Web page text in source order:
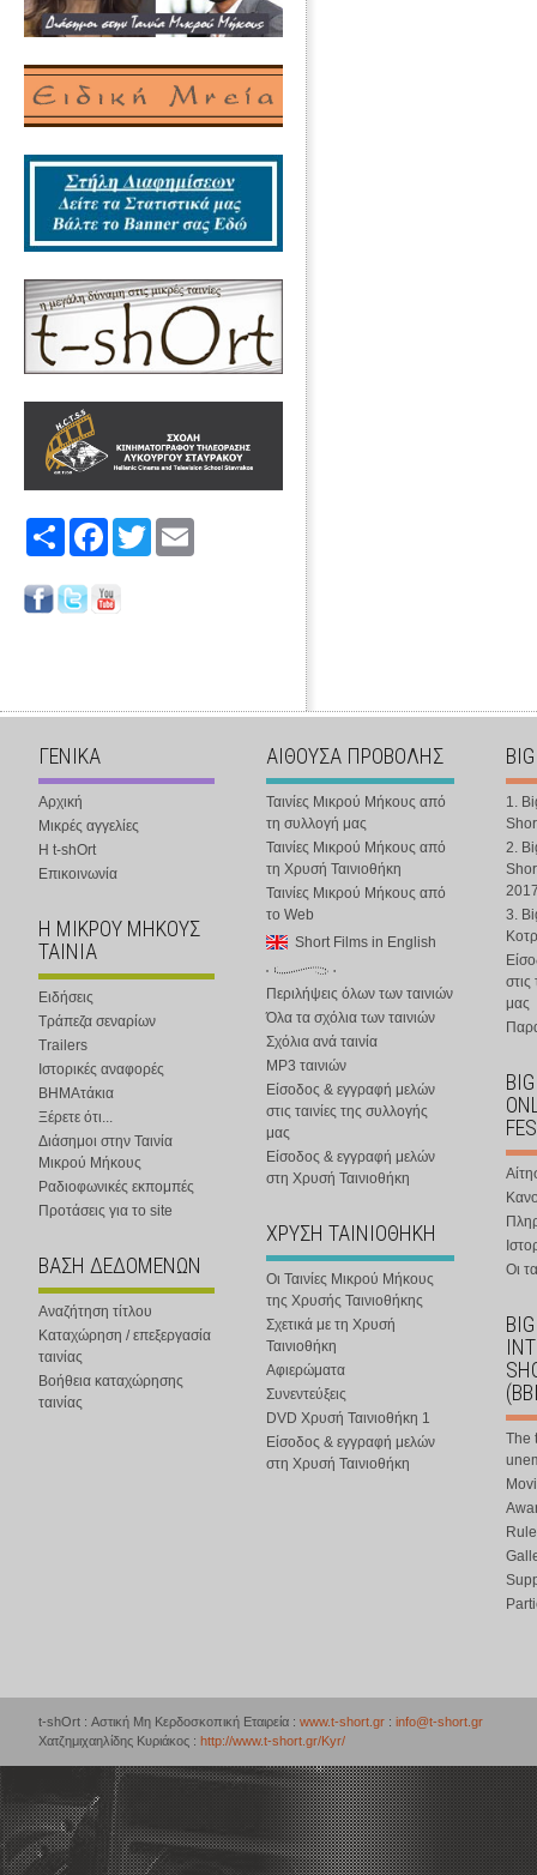
Share FacebookTwitter
ΓΕΝΙΚΑ
Αρχική
Μικρές αγγελίες
Η t-shOrt
Επικοινωνία
Η ΜΙΚΡΟΥ ΜΗΚΟΥΣ
ΤΑΙΝΙΑ
Ειδήσεις
Τράπεζα σεναρίων
Trailers
Ιστορικές αναφορές
ΒΗΜΑτάκια
Ξέρετε ότι...
Διάσημοι στην Ταινία
Μικρού Μήκους
Ραδιοφωνικές εκπομπές
Προτάσεις για το site
ΒΑΣΗ ΔΕΔΟΜΕΝΩΝ
Αναζήτηση τίτλου
Καταχώρηση / επεξεργασία
ταινίας
Βοήθεια καταχώρησης
ταινίας
ΑΙΘΟΥΣΑ ΠΡΟΒΟΛΗΣ
Ταινίες Μικρού Μήκους από
τη συλλογή μας
Ταινίες Μικρού Μήκους από
τη Χρυσή Ταινιοθήκη
Ταινίες Μικρού Μήκους από
το Web
Short Films in English
Περιλήψεις όλων των ταινιών
Όλα τα σχόλια των ταινιών
Σχόλια ανά ταινία
MP3 ταινιών
Είσοδος & εγγραφή μελών
στις ταινίες της συλλογής
μας
Είσοδος & εγγραφή μελών
στη Χρυσή Ταινιοθήκη
ΧΡΥΣΗ ΤΑΙΝΙΟΘΗΚΗ
Οι Ταινίες Μικρού Μήκους
της Χρυσής Ταινιοθήκης
Σχετικά με τη Χρυσή
Ταινιοθήκη
Αφιερώματα
Συνεντεύξεις
DVD Χρυσή Ταινιοθήκη 1
Είσοδος & εγγραφή μελών
στη Χρυσή Ταινιοθήκη
1.
2.
3.
στις
μας
Οι
The
t-shOrt : Αστική Μη Κερδοσκοπική Εταιρεία : www.t-short.gr : info@t-short.gr
Χατζημιχαηλίδης Κυριάκος : http://www.t-short.gr/Kyr/